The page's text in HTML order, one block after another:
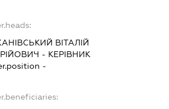
ВІТАЛІЙ
- КЕРІВНИК
-